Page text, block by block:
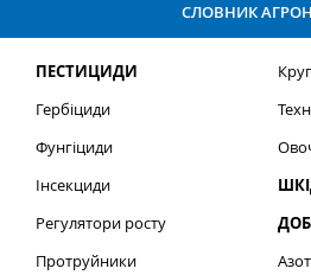
СЛОВНИК
ПЕСТИЦИДИ
Гербіциди
Фунгіциди
Інсекциди
Регулятори росту
Протруйники